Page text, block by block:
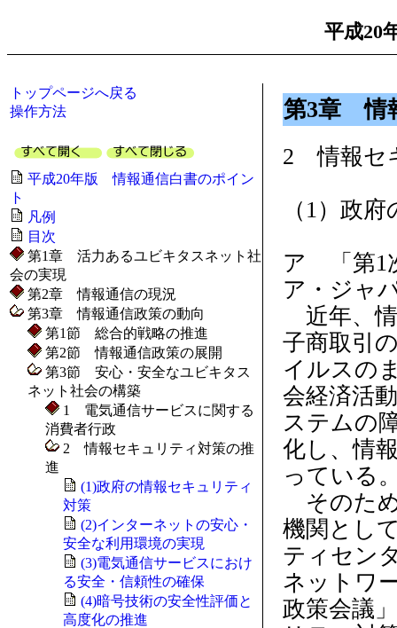
平成20
トップページへ戻る
操作方法
平成20年版 情報通信白書のポイン
ト
凡例
目次
第1章 活力あるユビキタスネット社
会の実現
第2章 情報通信の現況
第3章 情報通信政策の動向
第1節 総合的戦略の推進
第2節 情報通信政策の展開
第3節 安心・安全なユビキタス
ネット社会の構築
1 電気通信サービスに関する
消費者行政
2 情報セキュリティ対策の推
進
(1)政府の情報セキュリティ
対策
(2)インターネットの安心・
安全な利用環境の実現
(3)電気通信サービスにおけ
る安全・信頼性の確保
(4)暗号技術の安全性評価と
高度化の推進
第3章 情
2 情報セ
（1）政
ア 「第1
ア・ジャ
近年、
子商取引
イルスの
会経済活
ステムの
化し、情
っている
そのた
機関とし
ティセン
ネットワ
政策会議